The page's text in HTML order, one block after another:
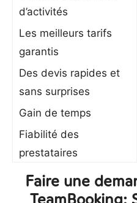
d’activités
Les meilleurs tarifs
garantis
Des devis rapides et
sans surprises
Gain de temps
Fiabilité des
prestataires
Faire une